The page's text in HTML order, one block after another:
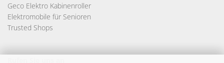
Geco Elektro Kabinenroller
Elektromobile für Senioren
Trusted Shops